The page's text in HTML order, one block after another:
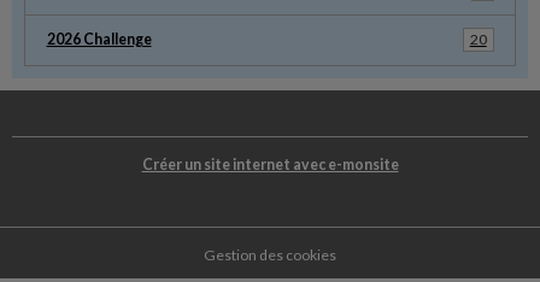
2026 Challenge 20
Créer un site internet avec e-monsite
Gestion des cookies